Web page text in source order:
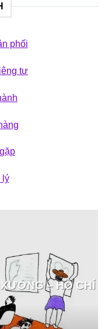
phối
tư
lý
– HỒ CHÍ